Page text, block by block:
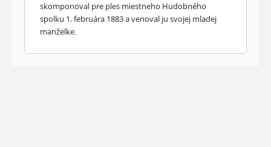
skomponoval pre ples miestneho Hudobného
spolku 1. februára 1883 a venoval ju svojej mladej
manželke.